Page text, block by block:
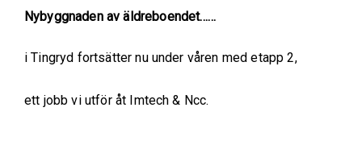
Nybyggnaden av äldreboendet……
i Tingryd fortsätter nu under våren med etapp 2,
ett jobb vi utför åt Imtech & Ncc.